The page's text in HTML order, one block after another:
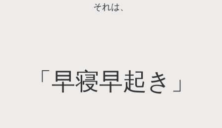
それは、
「早寝早起き」